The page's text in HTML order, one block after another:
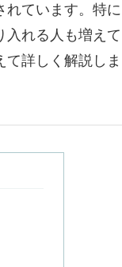
れています。特に
入れる人も増えて
詳しく解説しま